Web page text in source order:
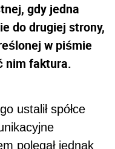
gdy jedna
do drugiej strony,
w piśmie
nim faktura.
ustalił spółce
polegał jednak